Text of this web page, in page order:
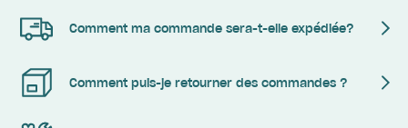
Comment ma commande sera-t-elle expédiée?
Comment puis-je retourner des commandes ?